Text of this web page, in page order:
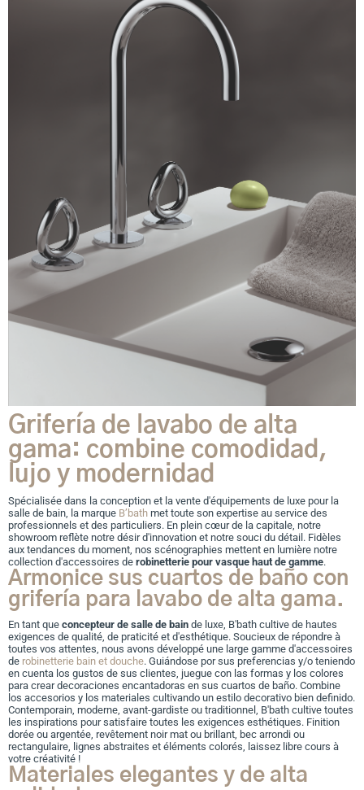
Grifería de lavabo de alta
gama: combine comodidad,
lujo y modernidad
Spécialisée dans la conception et la vente d'équipements de luxe pour la
salle de bain, la marque B’bath met toute son expertise au service des
professionnels et des particuliers. En plein cœur de la capitale, notre
showroom reflète notre désir d'innovation et notre souci du détail. Fidèles
aux tendances du moment, nos scénographies mettent en lumière notre
collection d'accessoires de robinetterie pour vasque haut de gamme.
Armonice sus cuartos de baño con
grifería para lavabo de alta gama.
En tant que concepteur de salle de bain de luxe, B'bath cultive de hautes
exigences de qualité, de praticité et d'esthétique. Soucieux de répondre à
toutes vos attentes, nous avons développé une large gamme d'accessoires
de robinetterie bain et douche. Guiándose por sus preferencias y/o teniendo
en cuenta los gustos de sus clientes, juegue con las formas y los colores
para crear decoraciones encantadoras en sus cuartos de baño. Combine
los accesorios y los materiales cultivando un estilo decorativo bien definido.
Contemporain, moderne, avant-gardiste ou traditionnel, B'bath cultive toutes
les inspirations pour satisfaire toutes les exigences esthétiques. Finition
dorée ou argentée, revêtement noir mat ou brillant, bec arrondi ou
rectangulaire, lignes abstraites et éléments colorés, laissez libre cours à
votre créativité !
Materiales elegantes y de alta